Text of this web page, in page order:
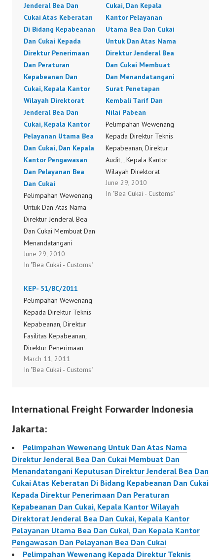
Jenderal Bea Dan
Cukai Atas Keberatan
Di Bidang Kepabeanan
Dan Cukai Kepada
Direktur Penerimaan
Dan Peraturan
Kepabeanan Dan
Cukai, Kepala Kantor
Wilayah Direktorat
Jenderal Bea Dan
Cukai, Kepala Kantor
Pelayanan Utama Bea
Dan Cukai, Dan Kepala
Kantor Pengawasan
Dan Pelayanan Bea
Dan Cukai
Pelimpahan Wewenang
Untuk Dan Atas Nama
Direktur Jenderal Bea
Dan Cukai Membuat Dan
Menandatangani
Keputusan Direktur
Jenderal Bea Dan Cukai
Bidang Kepabeanan Dan
Cukai Kepada Direktur
Penerimaan Dan
Peraturan Kepabeanan
Dan Cukai, Kepala
Kantor Wilayah
Direktorat Jenderal Bea
Dan Cukai, Kepala
June 29, 2010
In "Bea Cukai - Customs"
Cukai, Dan Kepala
Kantor Pelayanan
Utama Bea Dan Cukai
Untuk Dan Atas Nama
Direktur Jenderal Bea
Dan Cukai Membuat
Dan Menandatangani
Surat Penetapan
Kembali Tarif Dan
Nilai Pabean
Pelimpahan Wewenang
Kepada Direktur Teknis
Kepabeanan, Direktur
Audit, , Kepala Kantor
Wilayah Direktorat
Jenderal Bea Dan Cukai,
Dan Kepala Kantor
June 29, 2010
In "Bea Cukai - Customs"
KEP- 51/BC/2011
Pelimpahan Wewenang
Kepada Direktur Teknis
Kepabeanan, Direktur
Fasilitas Kepabeanan,
Direktur Penerimaan
Dan Peraturan
Kepabeanan Dan Cukai,
Dan Cukai, Dan Kepala
Pelayanan Bea Dan
Cukai, Untuk Dan Atas
Nama Menteri Membuat
Dan Menandatangani
Keputusan Tentang
Pemberian Izin
Penggunaan Jaminan
Dalam Rangka
Kepabeanan KEP-…
March 11, 2011
In "Bea Cukai - Customs"
International Freight Forwarder Indonesia
Jakarta:
Pelimpahan Wewenang Untuk Dan Atas Nama
Direktur Jenderal Bea Dan Cukai Membuat Dan
Menandatangani Keputusan Direktur Jenderal Bea Dan
Cukai Atas Keberatan Di Bidang Kepabeanan Dan Cukai
Kepada Direktur Penerimaan Dan Peraturan
Kepabeanan Dan Cukai, Kepala Kantor Wilayah
Direktorat Jenderal Bea Dan Cukai, Kepala Kantor
Pelayanan Utama Bea Dan Cukai, Dan Kepala Kantor
Pengawasan Dan Pelayanan Bea Dan Cukai
Pelimpahan Wewenang Kepada Direktur Teknis